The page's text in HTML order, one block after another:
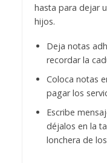
hasta para dejar
hijos.
Deja notas
recordar la
Coloca notas
pagar los
Escribe
déjalos en la
lonchera de